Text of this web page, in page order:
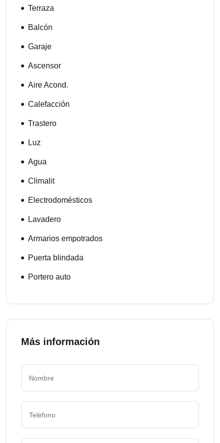
Terraza
Balcón
Garaje
Ascensor
Aire Acond.
Calefacción
Trastero
Luz
Agua
Climalit
Electrodomésticos
Lavadero
Armarios empotrados
Puerta blindada
Portero auto
Más información